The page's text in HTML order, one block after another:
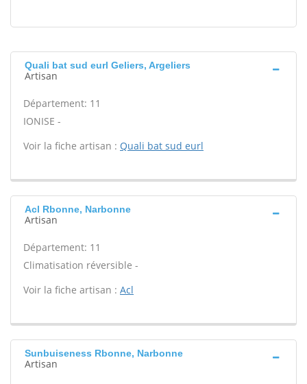
Quali bat sud eurl Geliers, Argeliers
Artisan
Département: 11
IONISE -
Voir la fiche artisan : Quali bat sud eurl
Acl Rbonne, Narbonne
Artisan
Département: 11
Climatisation réversible -
Voir la fiche artisan : Acl
Sunbuiseness Rbonne, Narbonne
Artisan